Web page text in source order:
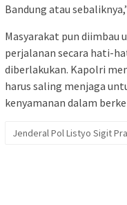
Bandung atau
Masyarakat pun diimbau
perjalanan secara hati-
diberlakukan. Kapolri
harus saling menjaga
kenyamanan dalam
Jenderal Pol Listyo Sigit